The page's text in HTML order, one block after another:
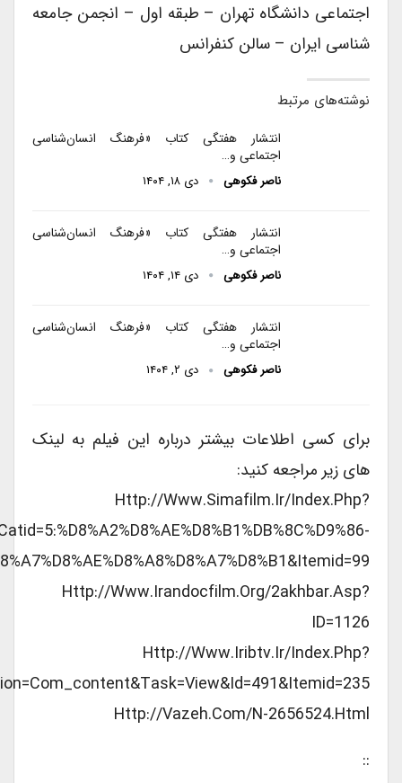
اجتماعی دانشگاه تهران – طبقه اول – انجمن جامعه
شناسی ایران – سالن کنفرانس
نوشته‌های مرتبط
انتشار هفتگی کتاب «فرهنگ انسان‌شناسی
اجتماعی و…
ناصر فکوهی دی ۱۸, ۱۴۰۴
انتشار هفتگی کتاب «فرهنگ انسان‌شناسی
اجتماعی و…
ناصر فکوهی دی ۱۴, ۱۴۰۴
انتشار هفتگی کتاب «فرهنگ انسان‌شناسی
اجتماعی و…
ناصر فکوهی دی ۲, ۱۴۰۴
برای کسی اطلاعات بیشتر درباره این فیلم به لینک
های زیر مراجعه کنید:
Http://www.simafilm.ir/index.php?
Http://www.irandocfilm.org/2akhbar.asp?
ID=1126
Http://www.iribtv.ir/index.php?
Http://vazeh.com/n-2656524.html